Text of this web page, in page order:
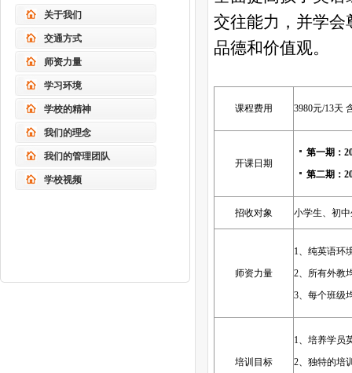
交往能力，并学会
品德和价值观。
课程费用 3980元/13天
开课日期
第一期：
第二期：
招收对象 小学生、初
师资力量
1、纯英语环
2、所有外教
3、每个班级
培训目标
1、培养学员
2、独特的培
关于我们
交通方式
师资力量
学习环境
学校的精神
我们的理念
我们的管理团队
学校视频